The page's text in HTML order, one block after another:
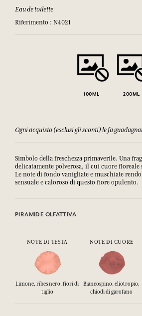
Eau de toilette
Riferimento : N4021
100ML 200ML
Ogni acquisto (esclusi gli sconti) le fa
Simbolo della freschezza primaverile. Una
delicatamente polverosa, il cui cuore floreale
Le note di fondo vanigliate e muschiate
sensuale e caloroso di questo fiore opulento.
PIRAMIDE OLFATTIVA
NOTE DI TESTA NOTE DI CUORE
Limone, ribes nero, fiori di
tiglio
Biancospino, eliotropio,
chiodi di garofano